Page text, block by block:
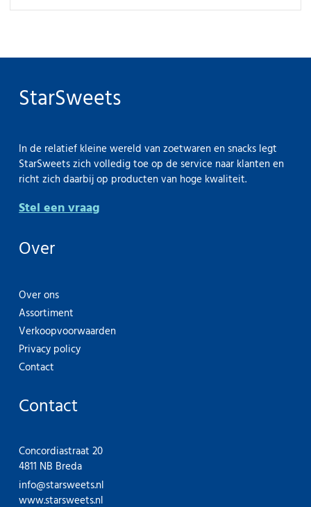
StarSweets
In de relatief kleine wereld van zoetwaren en snacks legt
StarSweets zich volledig toe op de service naar klanten en
richt zich daarbij op producten van hoge kwaliteit.
Stel een vraag
Over
Over ons
Assortiment
Verkoopvoorwaarden
Privacy policy
Contact
Contact
Concordiastraat 20
4811 NB Breda
info@starsweets.nl
www.starsweets.nl